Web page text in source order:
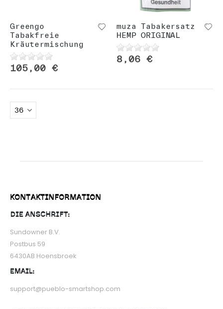
Greengo
Tabakfreie
Kräutermischung
105,00 €
muza Tabakersatz
HEMP ORIGINAL
8,06 €
KONTAKTINFORMATION
DIE ANSCHRIFT:
Sundowner B.V.
Postbus 59
6430AB Hoensbroek
EMAIL:
support@pueblo-smartshop.com